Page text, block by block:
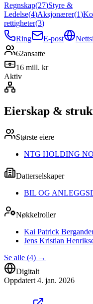
Regnskap(27)Styre &
Ledelse(4)Aksjonærer(1)
rettigheter(3)
Ring
E-post
62ansatte
16 mill. kr
Aktiv
Eierskap &
Største eiere
NTG HOLDING
Datterselskaper
BIL OG
Nøkkelroller
Kai Patrick
Jens Kristian
Se alle (4) →
Digitalt
Oppdatert 4. jan. 2026